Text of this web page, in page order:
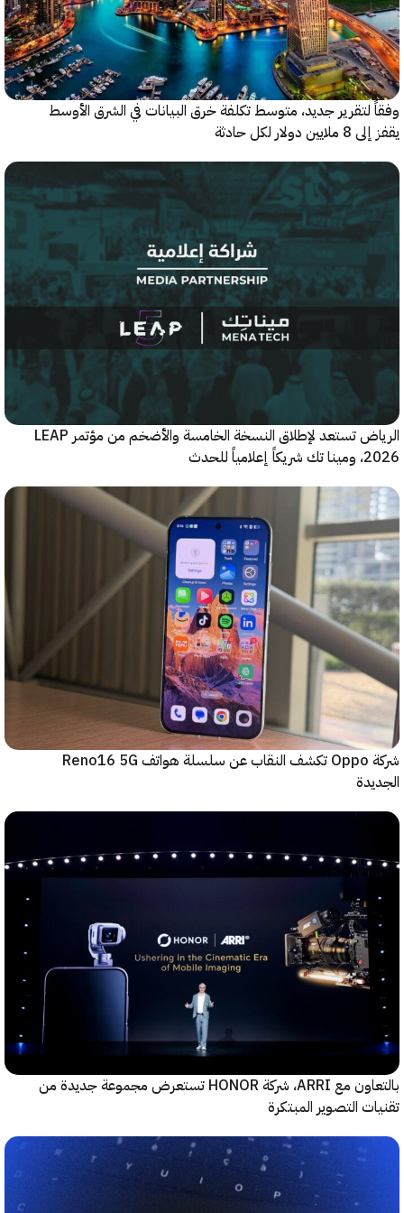
جديد، متوسط تكلفة خرق البيانات في الشرق الأوسط
لكل حادثة
الرياض تستعد لإطلاق النسخة الخامسة والأضخم من مؤتمر LEAP
للحدث
شركة Oppo تكشف النقاب عن سلسلة هواتف Reno16 5G
بالتعاون مع ARRI، شركة HONOR تستعرض مجموعة جديدة من
التصوير المبتكرة